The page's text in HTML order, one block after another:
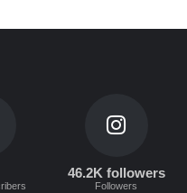
46.2K followers
Followers